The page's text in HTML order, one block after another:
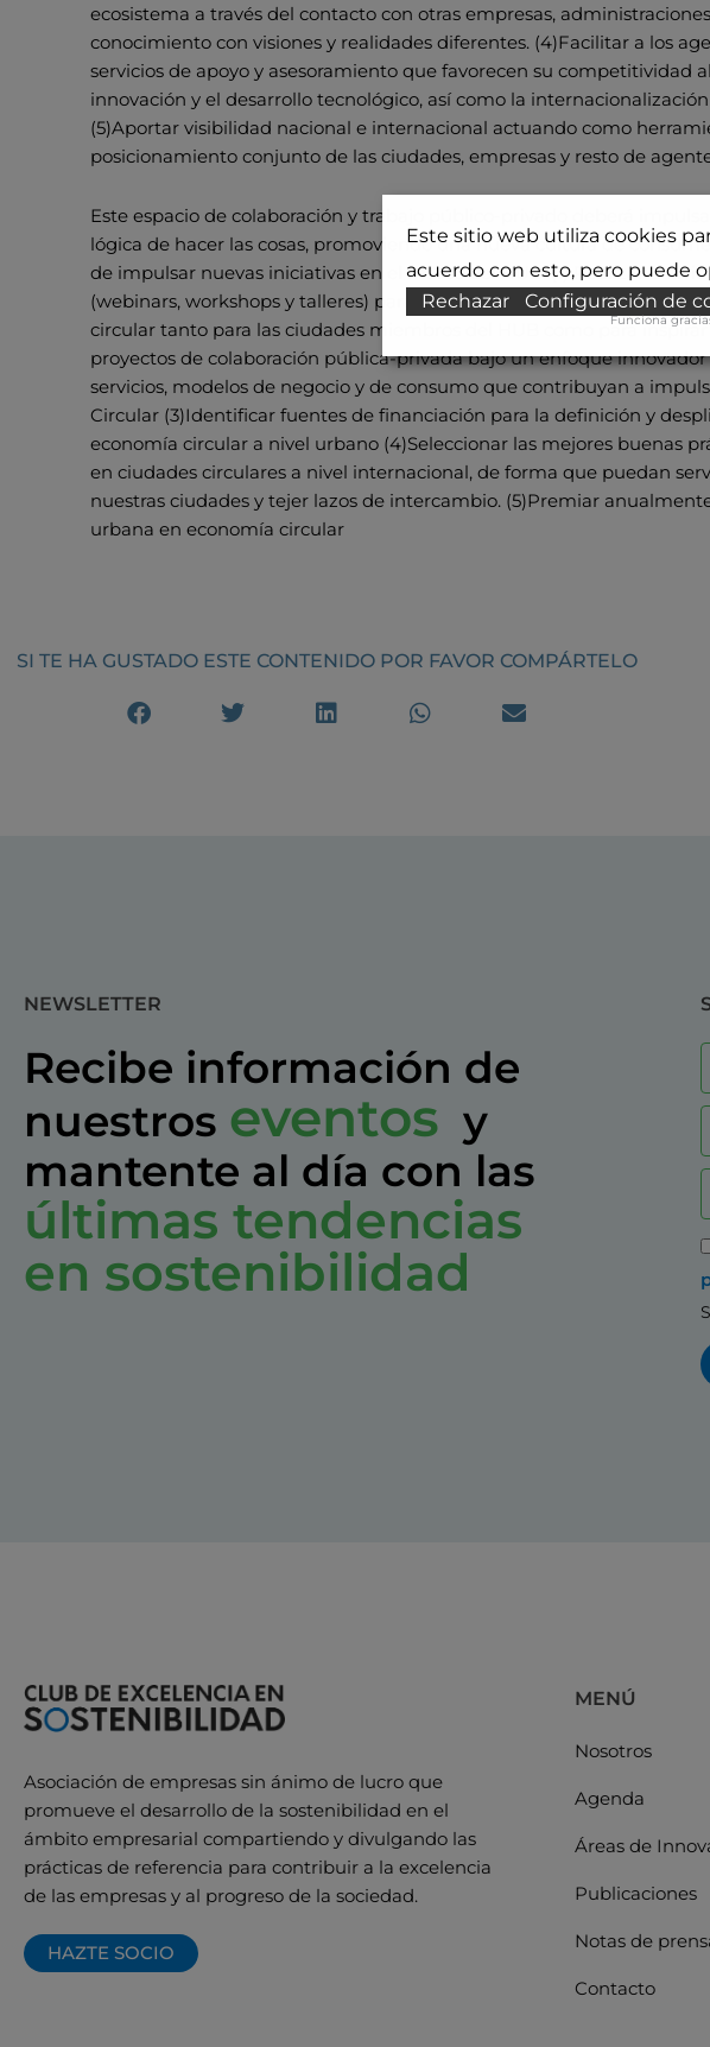
ecosistema a través del contacto con otras empresas,
conocimiento con visiones y realidades diferentes. (4)Facilitar a los
servicios de apoyo y asesoramiento que favorecen su competitividad
innovación y el desarrollo tecnológico, así como la
(5)Aportar visibilidad nacional e internacional actuando como
posicionamiento conjunto de las ciudades, empresas y resto de
Este espacio de colaboración y trabajo público-privado deberá
lógica de hacer las cosas, promoviendo una nueva cultura de
de impulsar nuevas iniciativas en el marco del HUB: (1) Realizar
(webinars, workshops y talleres) para la identificación de
circular tanto para las ciudades miembros del HUB como para
proyectos de colaboración pública-privada bajo un enfoque
servicios, modelos de negocio y de consumo que contribuyan a
Circular (3)Identificar fuentes de financiación para la definición y
economía circular a nivel urbano (4)Seleccionar las mejores buenas
en ciudades circulares a nivel internacional, de forma que puedan
nuestras ciudades y tejer lazos de intercambio. (5)Premiar
urbana en economía circular
SI TE HA GUSTADO ESTE CONTENIDO POR FAVOR COMPÁRTELO
NEWSLETTER
Recibe información de
nuestros eventos y
mantente al día con las
últimas tendencias
en sostenibilidad
Asociación de empresas sin ánimo de lucro que
promueve el desarrollo de la sostenibilidad en el
ámbito empresarial compartiendo y divulgando las
prácticas de referencia para contribuir a la excelencia
de las empresas y al progreso de la sociedad.
HAZTE SOCIO
MENÚ
Nosotros
Agenda
Áreas de
Publicaciones
Notas de
Contacto
Este sitio web utiliza cookies
acuerdo con esto, pero puede
Rechazar
Configuración de
Funciona